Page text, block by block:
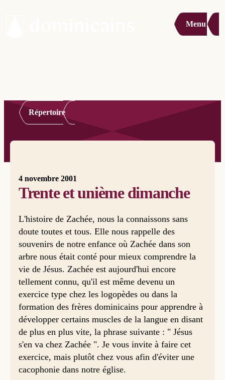
Menu
Répertoire
4 novembre 2001
Trente et unième dimanche
L'histoire de Zachée, nous la connaissons sans
doute toutes et tous. Elle nous rappelle des
souvenirs de notre enfance où Zachée dans son
arbre nous était conté pour mieux comprendre la
vie de Jésus. Zachée est aujourd'hui encore
tellement connu, qu'il est même devenu un
exercice type chez les logopèdes ou dans la
formation des frères dominicains pour apprendre à
développer certains muscles de la langue en disant
de plus en plus vite, la phrase suivante : " Jésus
s'en va chez Zachée ". Je vous invite à faire cet
exercice, mais plutôt chez vous afin d'éviter une
cacophonie dans notre église.